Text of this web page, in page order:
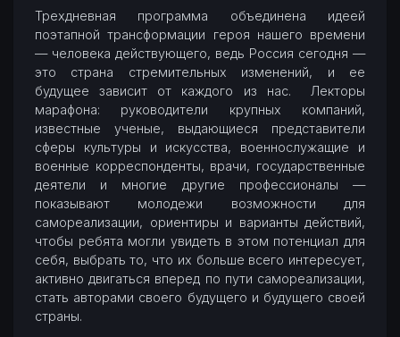
Трехдневная программа объединена идеей
поэтапной трансформации героя нашего времени
— человека действующего, ведь Россия сегодня —
это страна стремительных изменений, и ее
будущее зависит от каждого из нас. Лекторы
марафона: руководители крупных компаний,
известные ученые, выдающиеся представители
сферы культуры и искусства, военнослужащие и
военные корреспонденты, врачи, государственные
деятели и многие другие профессионалы —
показывают молодежи возможности для
самореализации, ориентиры и варианты действий,
чтобы ребята могли увидеть в этом потенциал для
себя, выбрать то, что их больше всего интересует,
активно двигаться вперед по пути самореализации,
стать авторами своего будущего и будущего своей
страны.